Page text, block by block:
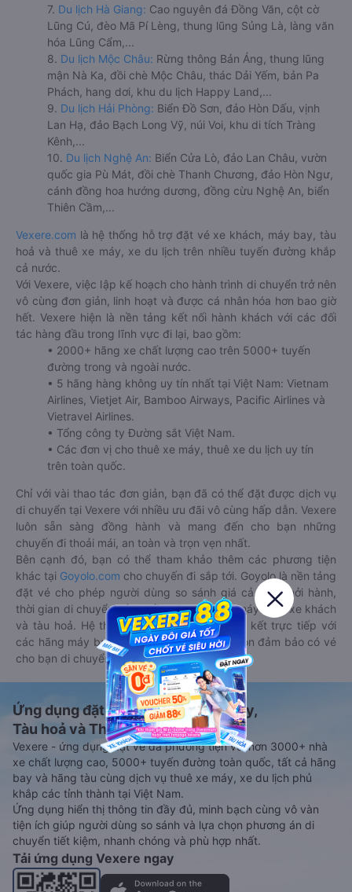
7. Du lịch Hà Giang: Cao nguyên đá Đồng Văn, cột cờ
Lũng Cú, đèo Mã Pí Lèng, thung lũng Sủng Là, làng văn
hóa Lũng Cẩm,...
8. Du lịch Mộc Châu: Rừng thông Bản Áng, thung lũng
mận Nà Ka, đồi chè Mộc Châu, thác Dải Yếm, bản Pa
Phách, hang dơi, khu du lịch Happy Land,...
9. Du lịch Hải Phòng: Biển Đồ Sơn, đảo Hòn Dấu, vịnh
Lan Hạ, đảo Bạch Long Vỹ, núi Voi, khu di tích Tràng
Kênh,...
10. Du lịch Nghệ An: Biển Cửa Lò, đảo Lan Châu, vườn
quốc gia Pù Mát, đồi chè Thanh Chương, đảo Hòn Ngư,
cánh đồng hoa hướng dương, đồng cừu Nghệ An, biển
Thiên Cầm,...
Vexere.com là hệ thống hỗ trợ đặt vé xe khách, máy bay, tàu
hoả và thuê xe máy, xe du lịch trên nhiều tuyến đường khắp
cả nước.
Với Vexere, việc lập kế hoạch cho hành trình di chuyển trở nên
vô cùng đơn giản, linh hoạt và được cá nhân hóa hơn bao giờ
hết. Vexere hiện là nền tảng kết nối hành khách với các đối
tác hàng đầu trong lĩnh vực đi lại, bao gồm:
• 2000+ hãng xe chất lượng cao trên 5000+ tuyến
đường trong và ngoài nước.
• 5 hãng hàng không uy tín nhất tại Việt Nam: Vietnam
Airlines, Vietjet Air, Bamboo Airways, Pacific Airlines và
Vietravel Airlines.
• Tổng công ty Đường sắt Việt Nam.
• Các đơn vị cho thuê xe máy, thuê xe du lịch uy tín
trên toàn quốc.
Chỉ với vài thao tác đơn giản, bạn đã có thể đặt được dịch vụ
di chuyển tại Vexere với nhiều ưu đãi vô cùng hấp dẫn. Vexere
luôn sẵn sàng đồng hành và mang đến cho bạn những
chuyến đi thoải mái, an toàn và trọn vẹn nhất.
Bên cạnh đó, bạn có thể tham khảo thêm các phương tiện
khác tại Goyolo.com cho chuyến đi sắp tới. Goyolo là nền tảng
đặt vé cho phép người dùng so sánh giá cả, giờ khởi hành,
thời gian di chuyển của nhiều phương tiện máy bay, xe khách
và tàu hoả. Hệ thống của Goyolo được liên kết trực tiếp với
các hãng máy bay, xe khách và tàu hoả, luôn đảm bảo có vé
cho bạn di chuyển.
Ứng dụng đặt vé Xe khách, Máy bay,
Tàu hoả và Thuê xe
Vexere - ứng dụng đặt vé đa phương tiện với hơn 3000+ nhà
xe chất lượng cao, 5000+ tuyến đường toàn quốc, tất cả hãng
bay và hãng tàu cùng dịch vụ thuê xe máy, xe du lịch phủ
khắp các tỉnh thành tại Việt Nam.
Ứng dụng hiển thị thông tin đầy đủ, minh bạch cùng vô vàn
tiện ích giúp người dùng so sánh và lựa chọn phương án di
chuyển tiết kiệm, nhanh chóng và phù hợp nhất.
Tải ứng dụng Vexere ngay